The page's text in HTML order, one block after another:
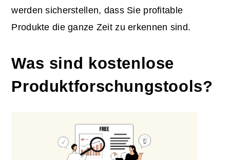
werden sicherstellen, dass Sie profitable
Produkte die ganze Zeit zu erkennen sind.
Was sind kostenlose
Produktforschungstools?